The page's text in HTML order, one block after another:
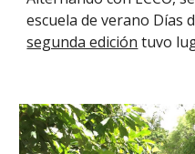
segunda edición tuvo